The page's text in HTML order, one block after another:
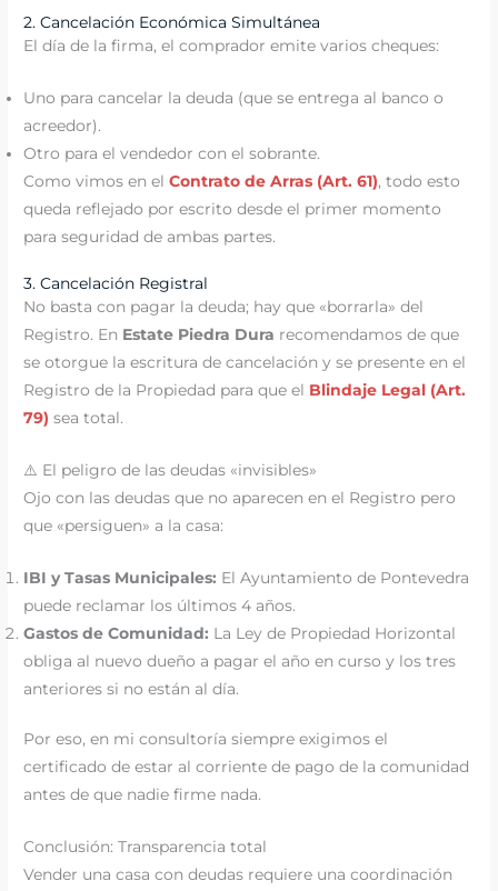
2. Cancelación Económica Simultánea
El día de la firma, el comprador emite varios cheques:
Uno para cancelar la deuda (que se entrega al banco o
acreedor).
Otro para el vendedor con el sobrante.
Como vimos en elContrato de Arras (Art. 61), todo esto
queda reflejado por escrito desde el primer momento
para seguridad de ambas partes.
3. Cancelación Registral
No basta con pagar la deuda; hay que «borrarla» del
Registro. En Estate Piedra Dura recomendamos de que
se otorgue la escritura de cancelación y se presente en el
Registro de la Propiedad para que el Blindaje Legal (Art.
79) sea total.
⚠️ El peligro de las deudas «invisibles»
Ojo con las deudas que no aparecen en el Registro pero
que «persiguen» a la casa:
IBI y Tasas Municipales: El Ayuntamiento de Pontevedra
puede reclamar los últimos 4 años.
Gastos de Comunidad: La Ley de Propiedad Horizontal
obliga al nuevo dueño a pagar el año en curso y los tres
anteriores si no están al día.
Por eso, en mi consultoría siempre exigimos el
certificado de estar al corriente de pago de la comunidad
antes de que nadie firme nada.
Conclusión: Transparencia total
Vender una casa con deudas requiere una coordinación